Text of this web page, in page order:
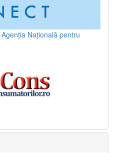
Agenția Națională pentru